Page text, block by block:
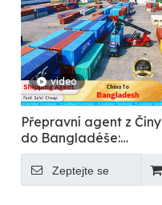
video
Přepravní agent z Číny
do Bangladéše:
Mezinárodní nákladní
dopravaZeptejte se